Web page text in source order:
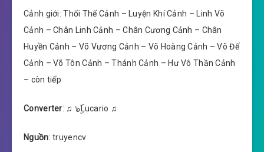
Cảnh giới: Thối Thế Cảnh – Luyện Khí Cảnh – Linh Võ
Cảnh – Chân Linh Cảnh – Chân Cương Cảnh – Chân
Huyền Cảnh – Võ Vương Cảnh – Võ Hoàng Cảnh – Võ Đế
Cảnh – Võ Tôn Cảnh – Thánh Cảnh – Hư Vô Thần Cảnh
– còn tiếp
Converter: ♫ ๖ۣۜLucario ♫
Nguồn: truyencv